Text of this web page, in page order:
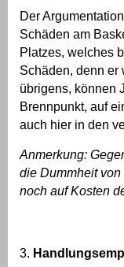
Der
Schäden am
Platzes, welches
Schäden, denn er
übrigens, können
Brennpunkt, auf
auch hier in den
Anmerkung:
die Dummheit
noch auf Kosten